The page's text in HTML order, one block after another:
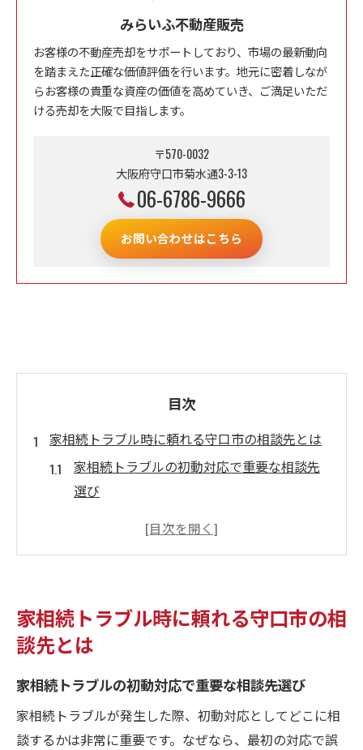
みらいふ不動産販売
お客様の不動産売却をサポートしており、市場の最新動向
を踏まえた正確な価値評価を行います。地元に密着しなが
らお客様の貴重な資産の価値を高めていき、ご満足いただ
ける売却を大阪で目指します。
〒570-0032
大阪府守口市菊水通3-3-13
06-6786-9666
お問い合わせはこちら
目次
家相続トラブル時に頼れる守口市の相談先とは
家相続トラブルの初動対応で重要な相談先
選び
守口市で家相続に強い無料相談窓口を比較
市役所窓口以外で家相続相談できる場所の
特徴
る方法
守口市内で家相続に悩んだ際の無料相談活用法
家相続トラブル時に頼れる守口市の相
談先とは
家相続トラブルの初動対応で重要な相談先選び
家相続トラブルが発生した際、初動対応としてどこに相
談するかは非常に重要です。なぜなら、最初の対応で誤